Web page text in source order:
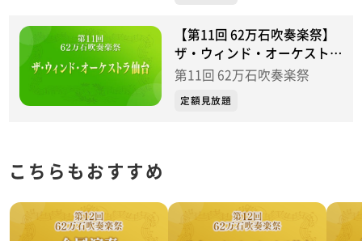
【第11回 62万石吹奏楽祭】
ザ・ウィンド・オーケストラ
仙台
第11回 62万石吹奏楽祭
定額見放題
こちらもおすすめ